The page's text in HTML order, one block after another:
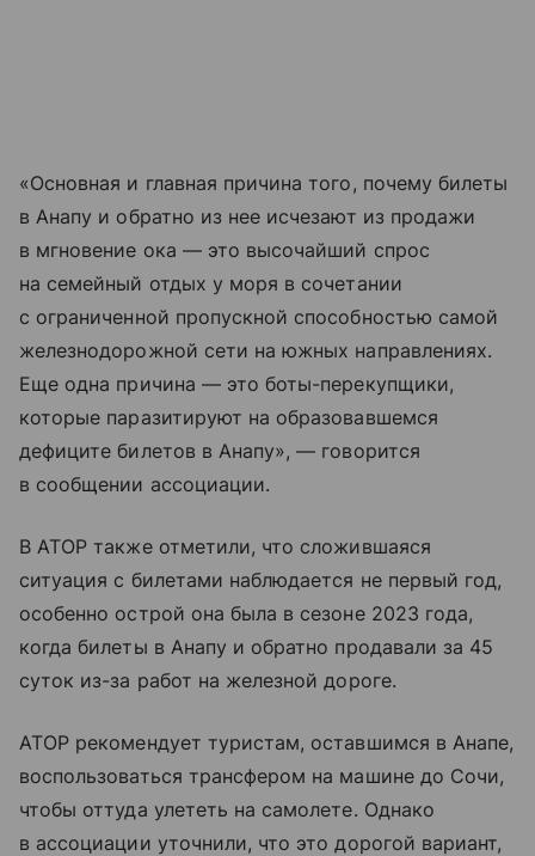
«Основная и главная причина того, почему билеты
в Анапу и обратно из нее исчезают из продажи
в мгновение ока — это высочайший спрос
на семейный отдых у моря в сочетании
с ограниченной пропускной способностью самой
железнодорожной сети на южных направлениях.
Еще одна причина — это боты-перекупщики,
которые паразитируют на образовавшемся
дефиците билетов в Анапу», — говорится
в сообщении ассоциации.
В АТОР также отметили, что сложившаяся
ситуация с билетами наблюдается не первый год,
особенно острой она была в сезоне 2023 года,
когда билеты в Анапу и обратно продавали за 45
суток из-за работ на железной дороге.
АТОР рекомендует туристам, оставшимся в Анапе,
воспользоваться трансфером на машине до Сочи,
чтобы оттуда улететь на самолете. Однако
в ассоциации уточнили, что это дорогой вариант,